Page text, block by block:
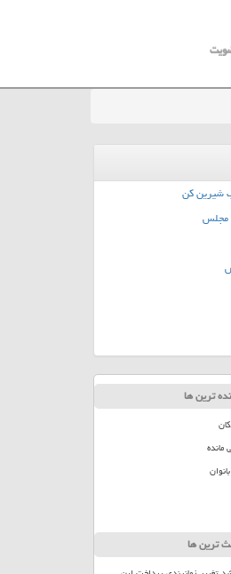
شیرین کن
مجلس
ترین ها
مانده
ترین ها